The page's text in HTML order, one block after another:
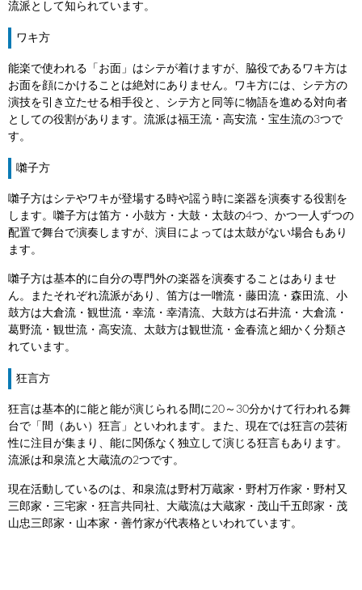
流派として知られています。
ワキ方
能楽で使われる「お面」はシテが着けますが、脇役であるワキ方は
お面を顔にかけることは絶対にありません。ワキ方には、シテ方の
演技を引き立たせる相手役と、シテ方と同等に物語を進める対向者
としての役割があります。流派は福王流・高安流・宝生流の3つで
す。
囃子方
囃子方はシテやワキが登場する時や謡う時に楽器を演奏する役割を
します。囃子方は笛方・小鼓方・大鼓・太鼓の4つ、かつ一人ずつの
配置で舞台で演奏しますが、演目によっては太鼓がない場合もあり
ます。
囃子方は基本的に自分の専門外の楽器を演奏することはありませ
ん。またそれぞれ流派があり、笛方は一噌流・藤田流・森田流、小
鼓方は大倉流・観世流・幸流・幸清流、大鼓方は石井流・大倉流・
葛野流・観世流・高安流、太鼓方は観世流・金春流と細かく分類さ
れています。
狂言方
狂言は基本的に能と能が演じられる間に20～30分かけて行われる舞
台で「間（あい）狂言」といわれます。また、現在では狂言の芸術
性に注目が集まり、能に関係なく独立して演じる狂言もあります。
流派は和泉流と大蔵流の2つです。
現在活動しているのは、和泉流は野村万蔵家・野村万作家・野村又
三郎家・三宅家・狂言共同社、大蔵流は大蔵家・茂山千五郎家・茂
山忠三郎家・山本家・善竹家が代表格といわれています。